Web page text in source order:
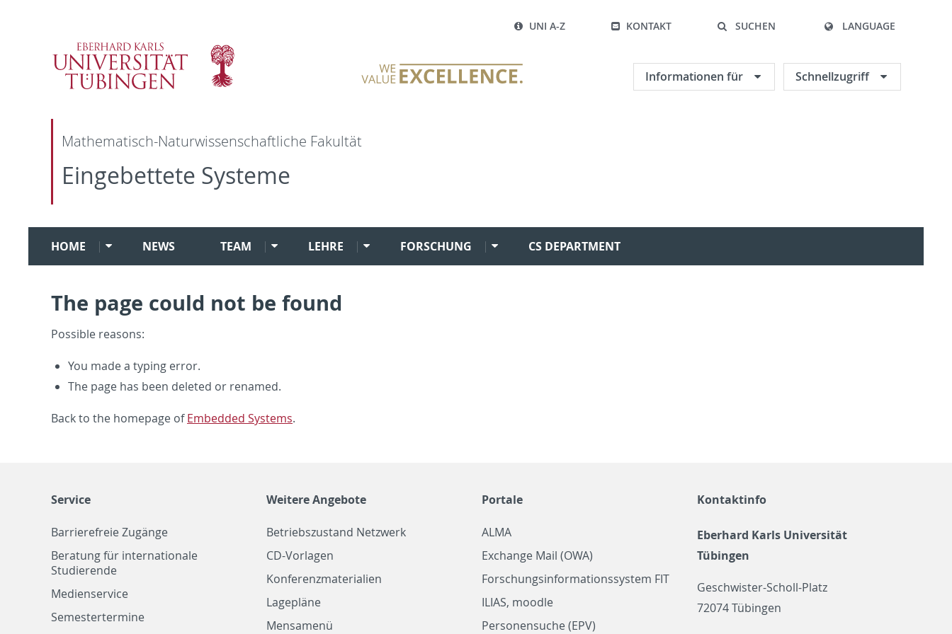
UNI A-Z KONTAKT SUCHEN LANGUAGE
Informationen für Schnellzugriff
Mathematisch-Naturwissenschaftliche Fakultät
Eingebettete Systeme
HOME NEWS TEAM LEHRE FORSCHUNG CS DEPARTMENT
The page could not be found
Pos­si­ble rea­sons:
You made a typ­ing error.
The page has been deleted or re­named.
Back to the home­page ofEm­bed­ded Sys­tems.
Service
Barrierefreie Zugänge
Beratung für internationale
Studierende
Medienservice
Semestertermine
Weitere Angebote
Betriebszustand Netzwerk
CD-Vorlagen
Konferenzmaterialien
Lagepläne
Mensamenü
Portale
ALMA
Exchange Mail (OWA)
Forschungsinformationssystem FIT
ILIAS, moodle
Personensuche (EPV)
Kontaktinfo
Eberhard Karls Universität
Tübingen
Geschwister-Scholl-Platz
72074 Tübingen